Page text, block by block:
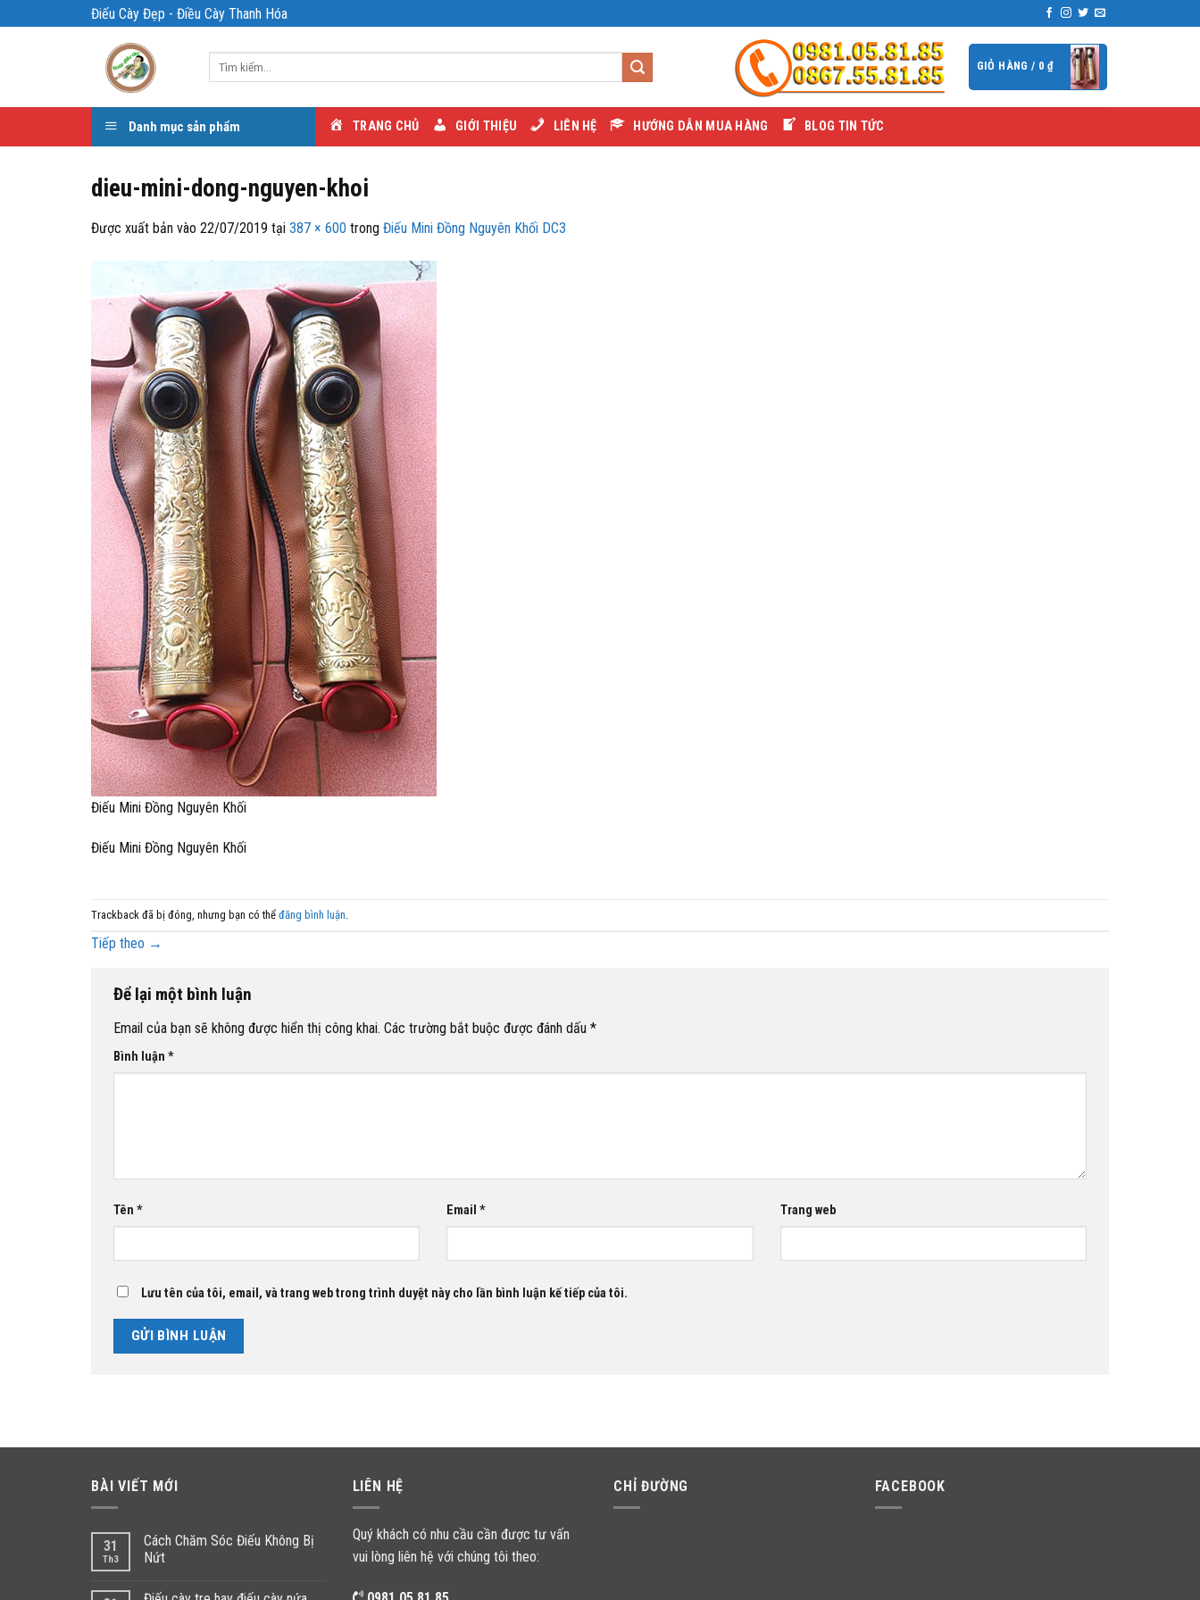
qua
Điếu Cày Đẹp - Điều Cày Thanh Hóa
GIỎ HÀNG / 0 ₫
Danh mục sản phẩm TRANG CHỦ GIỚI THIỆU LIÊN HỆ HƯỚNG DẪN MUA HÀNG BLOG TIN TỨC
dieu-mini-dong-nguyen-khoi
Được xuất bản vào 22/07/2019 tại 387 × 600 trong Điếu Mini Đồng Nguyên Khối DC3
Điếu Mini Đồng Nguyên Khối
Điếu Mini Đồng Nguyên Khối
Trackback đã bị đóng, nhưng bạn có thể đăng bình luận
Tiếp theo →
Để lại một bình luận
Email của bạn sẽ không được hiển thị công khai. Các trường bắt buộc được đánh dấu *
Bình luận *
Tên * Email* Trang web
Lưu tên của tôi, email, và trang web trong trình duyệt này cho lần bình luận kế tiếp của tôi.
BÀI VIẾT MỚI
31
Th3
Cách Chăm Sóc Điếu Không Bị
Nứt
LIÊN HỆ
Quý khách có nhu cầu cần được tư vấn
vui lòng liên hệ với chúng tôi theo:
CHỈ ĐƯỜNG FACEBOOK